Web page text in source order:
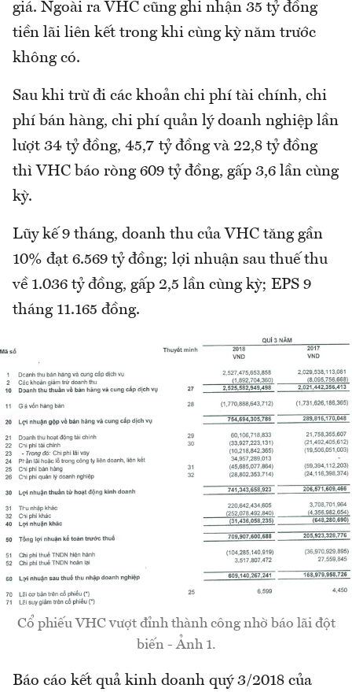
giá. Ngoài ra VHC cũng ghi nhận 35 tỷ đồng
tiền lãi liên kết trong khi cùng kỳ năm trước
không có.
Sau khi trừ đi các khoản chi phí tài chính, chi
phí bán hàng, chi phí quản lý doanh nghiệp lần
lượt 34 tỷ đồng, 45,7 tỷ đồng và 22,8 tỷ đồng
thì VHC báo ròng 609 tỷ đồng, gấp 3,6 lần cùng
kỳ.
Lũy kế 9 tháng, doanh thu của VHC tăng gần
10% đạt 6.569 tỷ đồng; lợi nhuận sau thuế thu
về 1.036 tỷ đồng, gấp 2,5 lần cùng kỳ; EPS 9
tháng 11.165 đồng.
Cổ phiếu VHC vượt đỉnh thành công nhờ báo lãi đột
biến - Ảnh 1.
Báo cáo kết quả kinh doanh quý 3/2018 của